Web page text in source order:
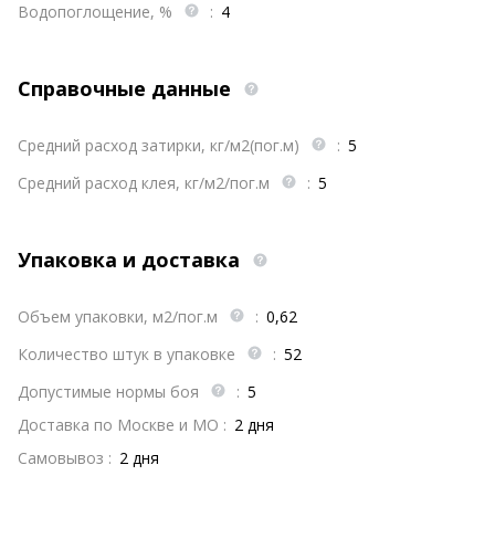
Водопоглощение, % : 4
Справочные данные
Средний расход затирки, кг/м2(пог.м) : 5
Средний расход клея, кг/м2/пог.м
: 5
Упаковка и доставка
Объем упаковки, м2/пог.м : 0,62
Количество штук в упаковке
: 52
Допустимые нормы боя
: 5
Доставка по Москве и МО : 2 дня
Самовывоз : 2 дня